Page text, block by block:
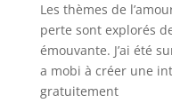
Les thèmes de
perte sont explorés
émouvante. J’ai été
a mobi à créer une
gratuitement